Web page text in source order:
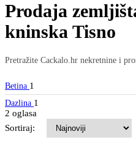
Prodaja
kninska Tisno
Pretražite Cackalo.hr nekretnine i
Betina 1
Dazlina 1
2 oglasa
Sortiraj: